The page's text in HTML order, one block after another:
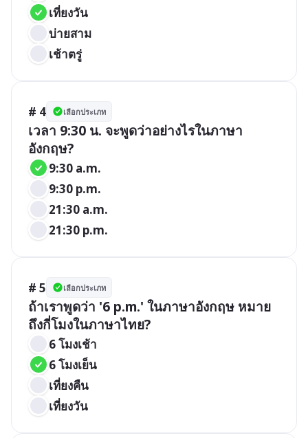
เที่ยงวัน
บ่ายสาม
เช้าตรู่
# 4 เลือกประเภท
เวลา 9:30 น. จะพูดว่าอย่างไรในภาษา
อังกฤษ?
9:30 a.m.
9:30 p.m.
21:30 a.m.
21:30 p.m.
# 5 เลือกประเภท
ถ้าเราพูดว่า '6 p.m.' ในภาษาอังกฤษ หมาย
ถึงกี่โมงในภาษาไทย?
6 โมงเช้า
6 โมงเย็น
เที่ยงคืน
เที่ยงวัน